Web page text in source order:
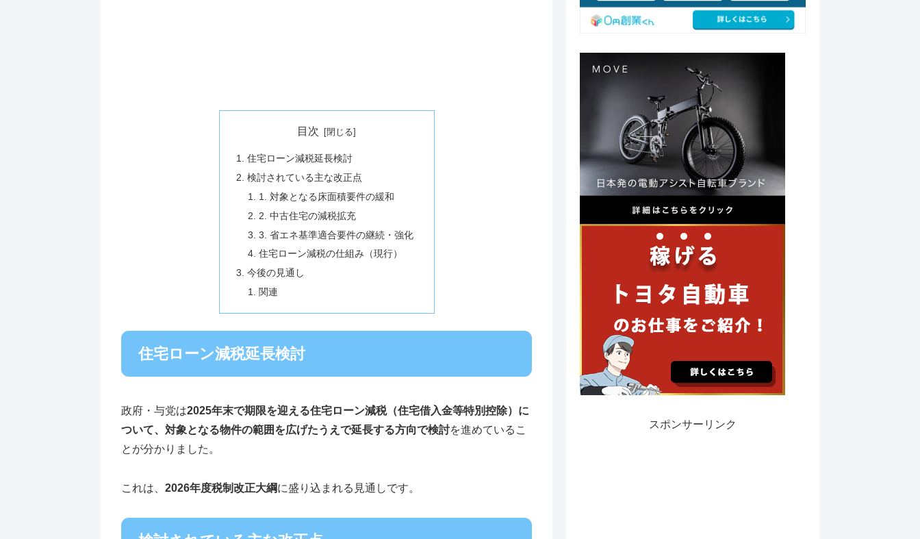
目次
住宅ローン減税延長検討
検討されている主な改正点
1. 対象となる床面積要件の緩和
2. 中古住宅の減税拡充
3. 省エネ基準適合要件の継続・強化
住宅ローン減税の仕組み（現行）
今後の見通し
関連
住宅ローン減税延長検討
政府・与党は2025年末で期限を迎える住宅ローン減税（住宅借入金等特別控除）に
ついて、対象となる物件の範囲を広げたうえで延長する方向で検討を進めているこ
とが分かりました。
これは、 2026年度税制改正大綱に盛り込まれる見通しです。
スポンサーリンク